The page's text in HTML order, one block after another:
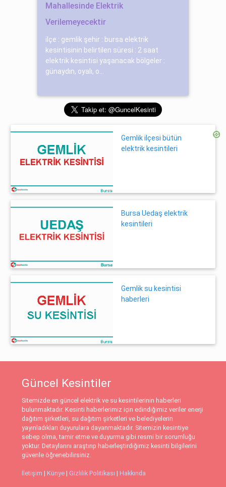
Mahallesinde Elektrik
Verilemeyecektir
ilçe : gemlik şehir : bursa elektrik
kesintisinin belirtilen süresi : 2 saat
elektrik kesintisi yaşanacak bölgeler :
günaydın, oyalı, o...
Gemlik ilçesi bütün
elektrik kesintileri
Bursa Uedaş elektrik
kesintileri
Gemlik su kesintisi
haberleri
Güncel Kesintiler
Sitemizde en güncel elektrik ve su kesintilerinin haberleri
bulunmaktadır. Kesinti haberlerimiz için edindiğimiz veriler enerji
dağıtım şirketleri, su dağıtım şirketleri ve belediyelerin
yayınladıkları duyurulara dayanmaktadır. Sitemizin kesintiye
sebep olma, tamir etme ve duyurma gibi resmi bir sorumluğu
yoktur. Detaylarını araştırıp haberleştirdiğimiz kesinti bilgilerini
güvenle öğrenebilirsiniz.
İletişim | Künye | Gizlilik Politikası | Hakkında